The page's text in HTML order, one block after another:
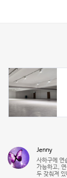
Jenny
사하구에 연
가능하고,
두 갖춰져